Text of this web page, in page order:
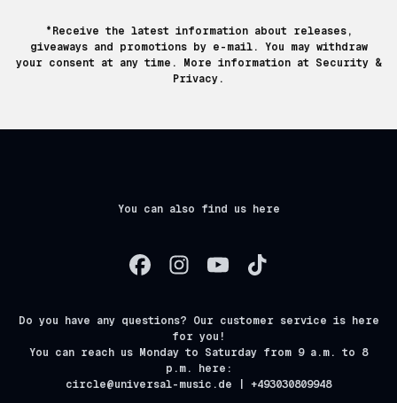
*Receive the latest information about releases,
giveaways and promotions by e-mail. You may withdraw
your consent at any time. More information at
Security &
Privacy.
You can also find us here
Do you have any questions? Our customer service is here
for you!
You can reach us Monday to Saturday from 9 a.m. to 8
p.m. here:
circle@universal-music.de | +493030809948